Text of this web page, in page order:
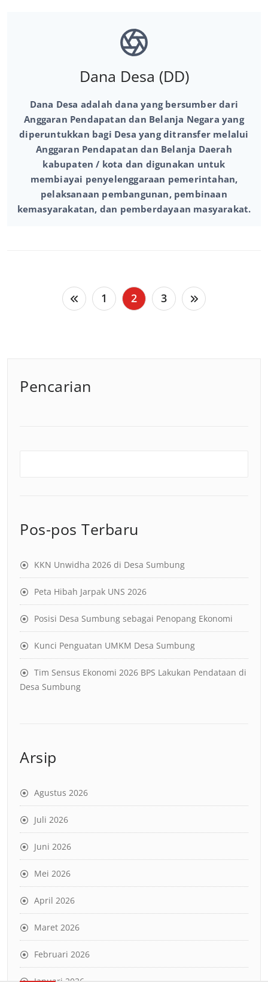
Dana Desa (DD)
Dana Desa adalah dana yang bersumber dari
Anggaran Pendapatan dan Belanja Negara yang
diperuntukkan bagi Desa yang ditransfer melalui
Anggaran Pendapatan dan Belanja Daerah
kabupaten / kota dan digunakan untuk
membiayai penyelenggaraan pemerintahan,
pelaksanaan pembangunan, pembinaan
kemasyarakatan, dan pemberdayaan masyarakat.
Paginasi
1 2 3
Pencarian
Pos-pos Terbaru
KKN Unwidha 2026 di Desa Sumbung
Peta Hibah Jarpak UNS 2026
Posisi Desa Sumbung sebagai Penopang Ekonomi
Kunci Penguatan UMKM Desa Sumbung
Tim Sensus Ekonomi 2026 BPS Lakukan Pendataan di
Desa Sumbung
Arsip
Agustus 2026
Juli 2026
Juni 2026
Mei 2026
April 2026
Maret 2026
Februari 2026